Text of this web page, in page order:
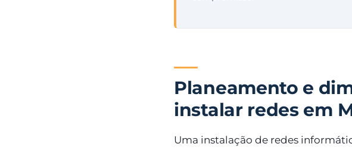
Planeamento e
instalar redes em
Uma instalação de redes